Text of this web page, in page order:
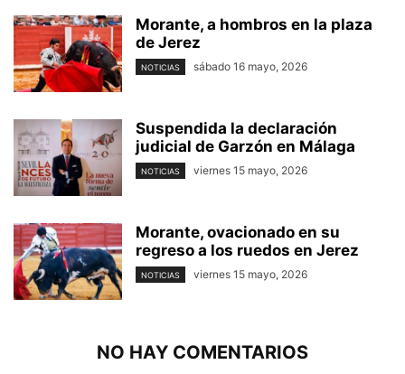
Morante, a hombros en la plaza
de Jerez
NOTICIAS sábado 16 mayo, 2026
Suspendida la declaración
judicial de Garzón en Málaga
NOTICIAS viernes 15 mayo, 2026
Morante, ovacionado en su
regreso a los ruedos en Jerez
NOTICIAS viernes 15 mayo, 2026
NO HAY COMENTARIOS